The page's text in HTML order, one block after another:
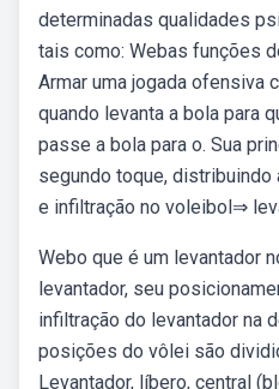
determinadas qualidades
tais como: Webas funções
Armar uma jogada ofensiva
quando levanta a bola para
passe a bola para o. Sua
segundo toque,
e infiltração no voleibol⇒
Webo que é um levantador
levantador, seu
infiltração do levantador na
posições do vôlei são
Levantador, líbero, central